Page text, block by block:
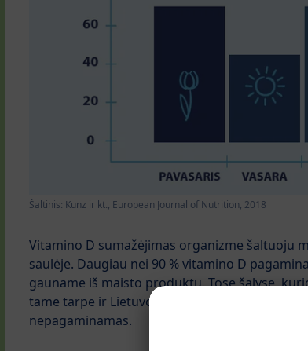
Šaltinis: Kunz ir kt., European Journal of Nutrition, 2018
Vitamino D sumažėjimas organizme šaltuoju
saulėje. Daugiau nei 90 % vitamino D
gauname iš maisto produktų. Tose šalyse,
tame tarpe ir Lietuvoje, žmogaus organizme
nepagaminamas.